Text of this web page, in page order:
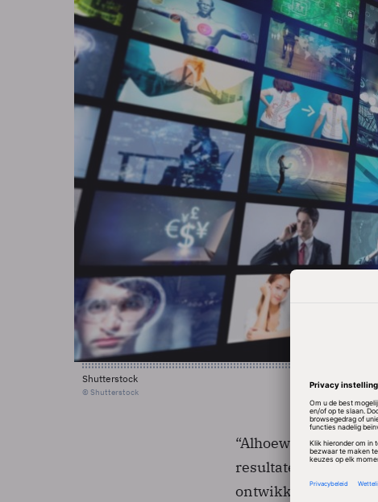
Shutterstock
© Shutterstock
“Alhoewel de index
resultaten van de
ontwikkeling van de